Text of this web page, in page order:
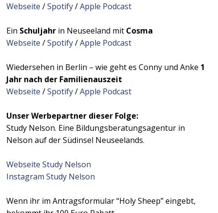
Webseite/Spotify/Apple Podcast
Ein Schuljahr in Neuseeland mit Cosma
Webseite/Spotify/Apple Podcast
Wiedersehen in Berlin – wie geht es Conny und Anke 1
Jahr nach der Familienauszeit
Webseite/Spotify/Apple Podcast
Unser Werbepartner dieser Folge:
Study Nelson. Eine Bildungsberatungsagentur in
Nelson auf der Südinsel Neuseelands.
Webseite Study Nelson
Instagram Study Nelson
Wenn ihr im Antragsformular “Holy Sheep” eingebt,